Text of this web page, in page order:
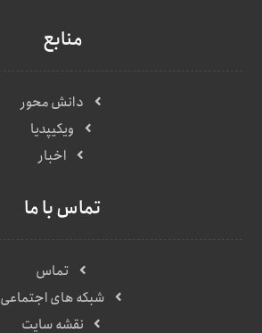
منابع
دانش محور
ویکیپدیا
اخبار
تماس با ما
تماس
شبکه های اجتماعی
نقشه سایت